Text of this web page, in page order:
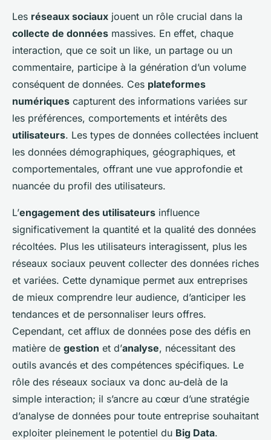
Les réseaux sociaux jouent un rôle crucial dans la
collecte de données massives. En effet, chaque
interaction, que ce soit un like, un partage ou un
commentaire, participe à la génération d’un volume
conséquent de données. Ces plateformes
numériques capturent des informations variées sur
les préférences, comportements et intérêts des
utilisateurs. Les types de données collectées incluent
les données démographiques, géographiques, et
comportementales, offrant une vue approfondie et
nuancée du profil des utilisateurs.
L’engagement des utilisateurs influence
significativement la quantité et la qualité des données
récoltées. Plus les utilisateurs interagissent, plus les
réseaux sociaux peuvent collecter des données riches
et variées. Cette dynamique permet aux entreprises
de mieux comprendre leur audience, d’anticiper les
tendances et de personnaliser leurs offres.
Cependant, cet afflux de données pose des défis en
matière de gestion et d’analyse, nécessitant des
outils avancés et des compétences spécifiques. Le
rôle des réseaux sociaux va donc au-delà de la
simple interaction; il s’ancre au cœur d’une stratégie
d’analyse de données pour toute entreprise souhaitant
exploiter pleinement le potentiel du Big Data.